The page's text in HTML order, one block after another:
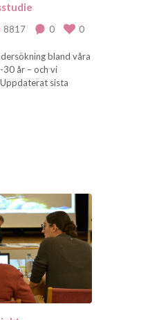
8817 0 0
bland våra
år – och vi
sista